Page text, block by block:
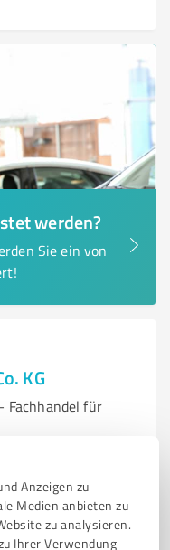
Anzeigen zu
Medien anbieten zu
zu analysieren.
Ihrer Verwendung
werden?
Sie ein von
KG
Fachhandel für